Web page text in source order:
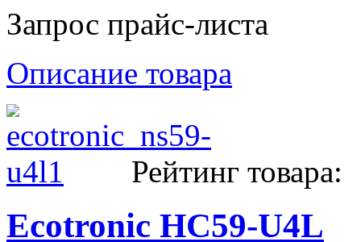
Запрос прайс-листа
Описание товара
Рейтинг товара:
Ecotronic НС59-U4L